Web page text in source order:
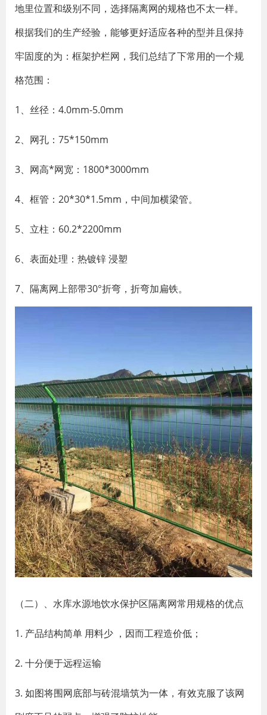
地里位置和级别不同，选择隔离网的规格也不太一样。
根据我们的生产经验，能够更好适应各种的型并且保持
牢固度的为：框架护栏网，我们总结了下常用的一个规
格范围：
1、丝径：4.0mm-5.0mm
2、网孔：75*150mm
3、网高*网宽：1800*3000mm
4、框管：20*30*1.5mm，中间加横梁管。
5、立柱：60.2*2200mm
6、表面处理：热镀锌 浸塑
7、隔离网上部带30°折弯，折弯加扁铁。
（二）、水库水源地饮水保护区隔离网常用规格的优点
1. 产品结构简单 用料少 ，因而工程造价低；
2. 十分便于远程运输
3. 如图将围网底部与砖混墙筑为一体，有效克服了该网